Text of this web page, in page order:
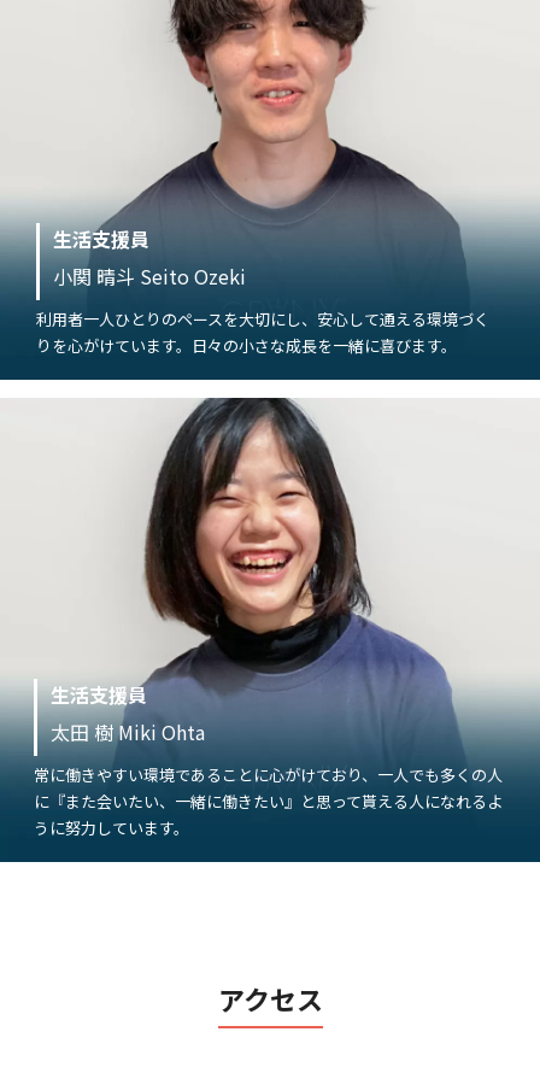
生活支援員
小関 晴斗 Seito Ozeki
利用者一人ひとりのペースを大切にし、安心して通える環境づく
りを心がけています。日々の小さな成長を一緒に喜びます。
生活支援員
太田 樹 Miki Ohta
常に働きやすい環境であることに心がけており、一人でも多くの人
に『また会いたい、一緒に働きたい』と思って貰える人になれるよ
うに努力しています。
アクセス